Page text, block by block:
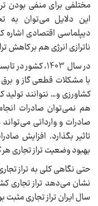
مختلفی برای منفی بودن
این دلایل می‌توان به
دیپلماسی اقتصادی اشاره
ناترازی انرژی هم بر کاهش
در سال 1403،
با مشکلات قطعی گاز و
کشاورزی و… نتوانند
هم نمی‌توان صادرات
صادرات و وارداتی
تاثیر بگذارد. افزایش
بهبود وضعیت تراز تجاری
نشان می‌دهد تراز تجاری
سال ایران تراز تجاری